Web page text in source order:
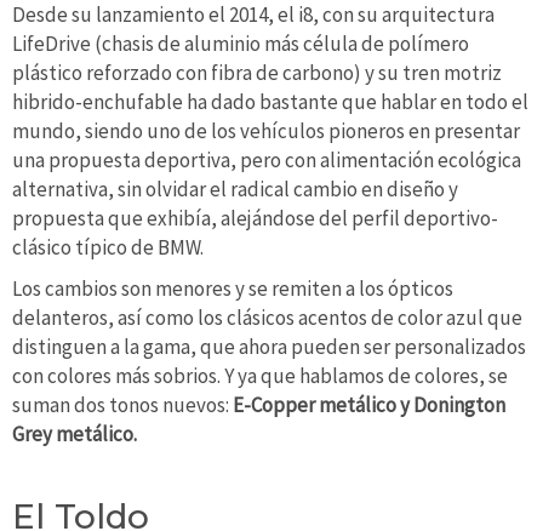
Desde su lanzamiento el 2014, el i8, con su arquitectura
LifeDrive (chasis de aluminio más célula de polímero
plástico reforzado con fibra de carbono) y su tren motriz
hibrido-enchufable ha dado bastante que hablar en todo el
mundo, siendo uno de los vehículos pioneros en presentar
una propuesta deportiva, pero con alimentación ecológica
alternativa, sin olvidar el radical cambio en diseño y
propuesta que exhibía, alejándose del perfil deportivo-
clásico típico de BMW.
Los cambios son menores y se remiten a los ópticos
delanteros, así como los clásicos acentos de color azul que
distinguen a la gama, que ahora pueden ser personalizados
con colores más sobrios. Y ya que hablamos de colores, se
suman dos tonos nuevos: E-Copper metálico y Donington
Grey metálico.
El Toldo